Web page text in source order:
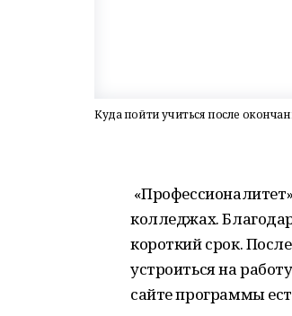
Куда пойти учиться после
колледжах.
короткий срок.
устроиться на
сайте программы